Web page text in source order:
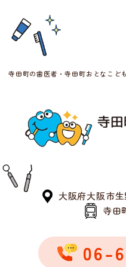
寺田町の歯医者・寺田町おとなこど
大阪府大阪市
寺田
06-